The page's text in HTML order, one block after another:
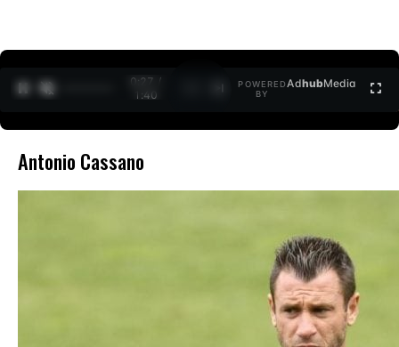
0:28 /
1:40
POWERED
BY
AdhubMedia
Antonio Cassano